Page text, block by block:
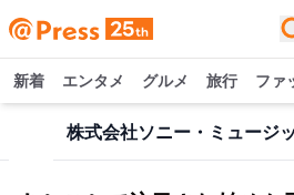
新着 エンタメ グルメ 旅行 ファ